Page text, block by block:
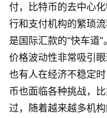
付，比特币的去中心
行和支付机构的繁琐
是国际汇款的“快车道
价格波动性非常吸引
也有人在经济不稳定
币也面临各种挑战，
过，随着越来越多机